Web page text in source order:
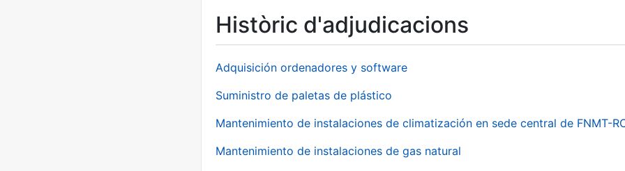
Històric d'adjudicacions
Adquisición ordenadores y software
Suministro de paletas de plástico
Mantenimiento de instalaciones de climatización en sede central de FNMT-
Mantenimiento de instalaciones de gas natural